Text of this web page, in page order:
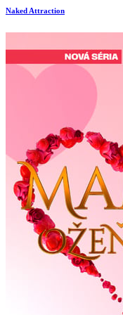
Naked Attraction